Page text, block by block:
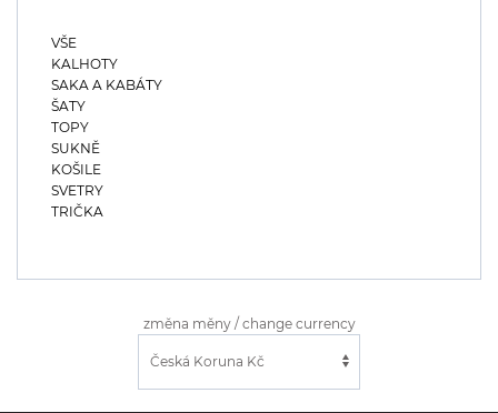
VŠE
KALHOTY
SAKA A KABÁTY
ŠATY
TOPY
SUKNĚ
KOŠILE
SVETRY
TRIČKA
změna měny / change currency